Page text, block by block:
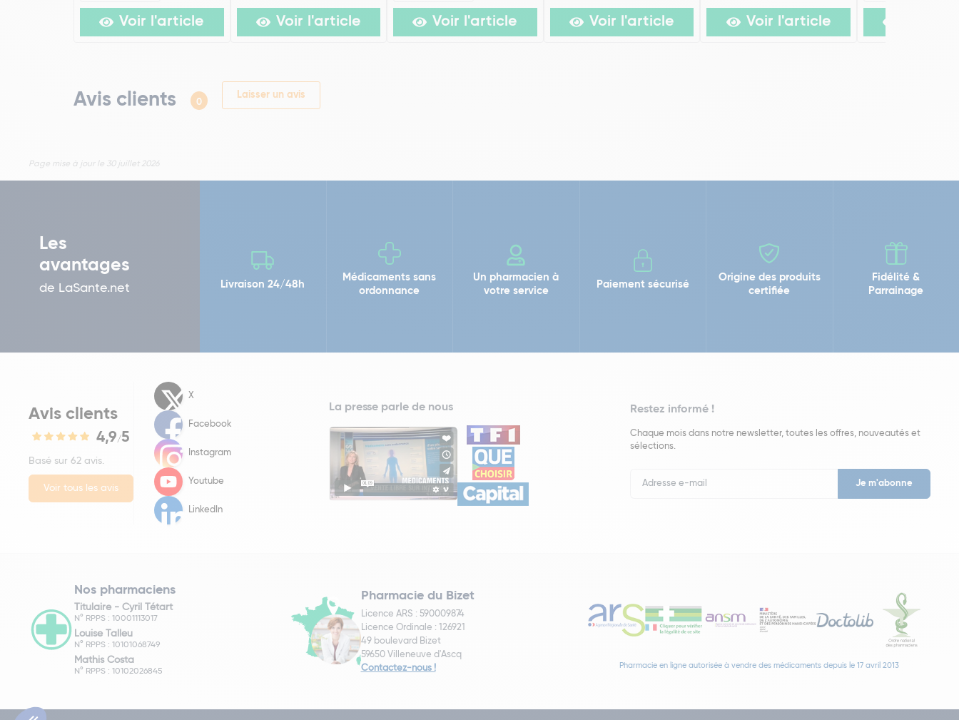
Voir l'article Voir l'article Voir l'article Voir l'article Voir l'article
Avis clients 0
Laisser un avis
Page mise à jour le 30 juillet 2026
Les
avantages
de LaSante.net Livraison 24/48h
Médicaments sans
ordonnance
Un pharmacien à
votre service
Paiement sécurisé
Origine des produits
certifiée
Fidélité &
Parrainage
Avis clients
4,9/5
Basé sur 62 avis.
Voir tous les avis
X
Facebook
Instagram
Youtube
LinkedIn
La presse parle de nous Restez informé !
Chaque mois dans notre newsletter, toutes les offres, nouveautés et
sélections.
Newsletter
Nos pharmaciens
Titulaire - Cyril Tétart
N° RPPS : 10001113017
Louise Talleu
N° RPPS : 10101068749
Mathis Costa
N° RPPS : 10102026845
Pharmacie du Bizet
Licence ARS : 590009874
Licence Ordinale : 126921
49 boulevard Bizet
59650 Villeneuve d'Ascq
Contactez-nous !
Pharmacie en ligne autorisée à vendre des médicaments depuis le 17 avril 2013